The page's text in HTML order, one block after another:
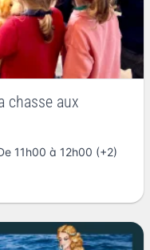
chasse aux
11h00 à 12h00 (+2)